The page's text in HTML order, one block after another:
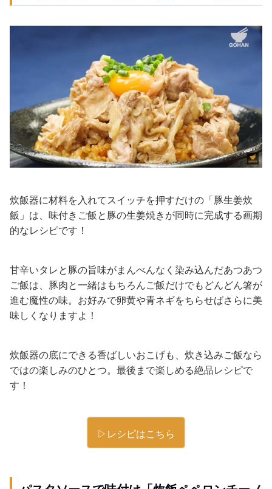
炊飯器に材料を入れてスイッチを押すだけの「豚生姜炊
飯」は、味付きご飯と豚の生姜焼きが同時に完成する画期
的なレシピです！
甘辛いタレと豚の旨味がまんべんなく染み込んだあつあつ
ご飯は、豚肉と一緒はもちろんご飯だけでもどんどん箸が
進む魔性の味。お好みで卵黄や青ネギをちらせばさらに美
味しくなりますよ！
炊飯器の底にできる香ばしいおこげも、炊き込みご飯なら
ではの楽しみのひとつ。最後まで楽しめる絶品レシピで
す！
▷レシピはこちら